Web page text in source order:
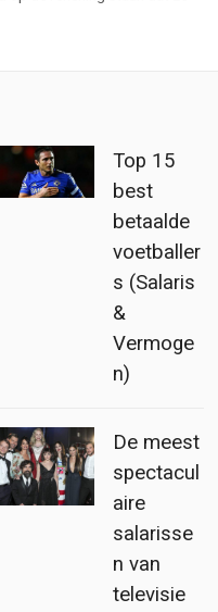
Top 15
best
betaalde
voetballer
s (Salaris
&
Vermoge
n)
De meest
spectacul
aire
salarisse
n van
televisie